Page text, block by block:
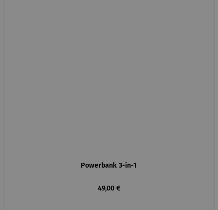
Powerbank 3-in-1
Regulärer Preis:
49,00 €